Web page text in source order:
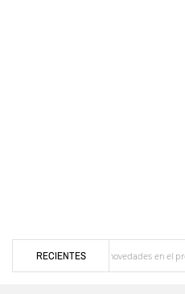
RECIENTES
y se conocieron novedades en el protocolo